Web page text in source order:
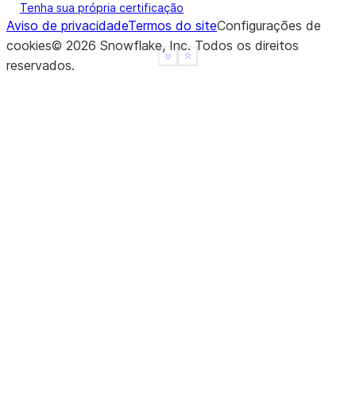
Show less
See more
Tenha sua própria certificação
Aviso de privacidadeTermos do siteConfigurações de
cookies© 2026 Snowflake, Inc. Todos os direitos
reservados.